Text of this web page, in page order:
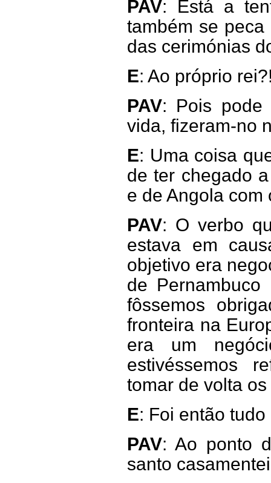
PAV: Está a
também se
das cerimónias
E: Ao próprio
PAV: Pois pode
vida, fizeram-no
E: Uma coisa
de ter chegado
e de Angola
PAV: O verbo
estava em
objetivo era
de
fôssemos
fronteira na
era um
estivéssemos
tomar de volta
E: Foi então
PAV: Ao ponto
santo